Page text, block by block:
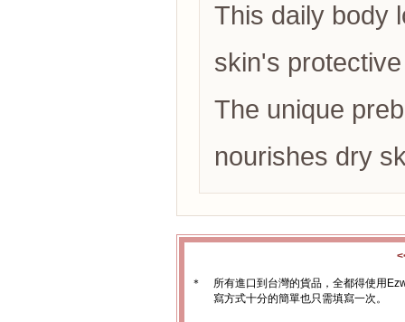
This daily body
skin's
The unique
nourishes dry
＊
所有進口到台灣的貨品，全都得使用
寫方式十分的簡單也只需填寫一次。